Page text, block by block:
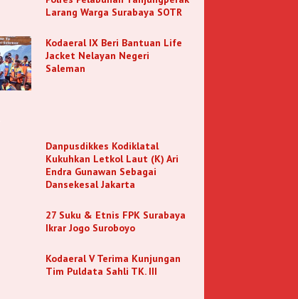
Larang Warga Surabaya SOTR
Kodaeral IX Beri Bantuan Life
Jacket Nelayan Negeri
Saleman
Danpusdikkes Kodiklatal
Kukuhkan Letkol Laut (K) Ari
Endra Gunawan Sebagai
Dansekesal Jakarta
27 Suku & Etnis FPK Surabaya
Ikrar Jogo Suroboyo
Kodaeral V Terima Kunjungan
Tim Puldata Sahli TK. III